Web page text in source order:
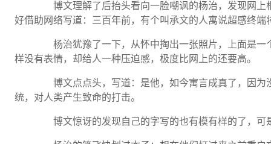
博文理解了后抬头看向一脸嘲讽的杨治，发现网上
好借助网络写道：三百年前，有个叫承文的人寓说超感终端
杨治犹豫了一下，从怀中掏出一张照片，上面是一
样没有表情，却给人一种压迫感，极度比网上的还要高。
博文点点头，写道：是他，如今寓言成真了，因为
统，对人类产生致命的打击。
博文惊讶的发现自己的字写的也有模有样的了，可